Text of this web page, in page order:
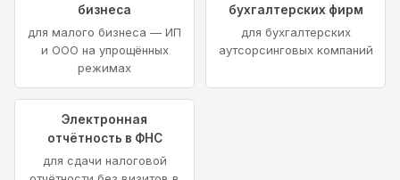
бизнеса
для малого бизнеса — ИП
и ООО на упрощённых
режимах
бухгалтерских фирм
для бухгалтерских
аутсорсинговых компаний
Электронная
отчётность в ФНС
для сдачи налоговой